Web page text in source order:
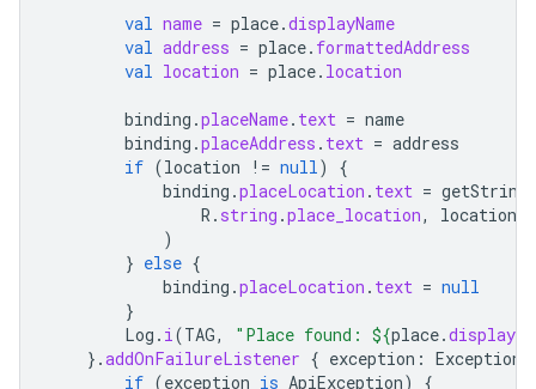
val name = place.displayName
val address = place. formattedAddress
val location = place. location
binding .placeName. text = name
binding .placeAddress . text = address
if (location != null)
{
binding .placeLocation . text = getString
R . string .place_location, location
)
} else {
binding .placeLocation . text = null
}
Log . i(TAG, "Place found: ${place.
}.addOnFailureListener { exception : Exception
if (exception is ApiException)
{